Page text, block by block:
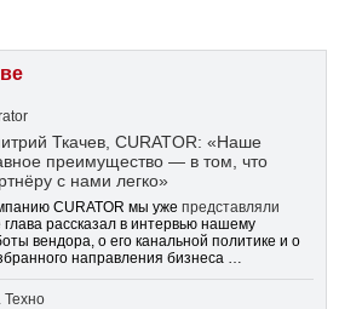
Ткачев, CURATOR: «Наше
преимущество — в том, что
с нами легко»
CURATOR мы уже представляли
рассказал в интервью нашему
вендора, о его канальной политике и о
направления бизнеса …
Техно